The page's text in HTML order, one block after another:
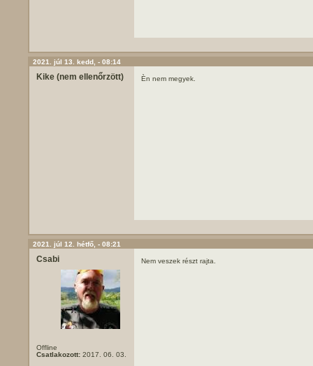
2021. júl 13. kedd, - 08:14
Kike (nem ellenőrzött) Èn nem megyek.
2021. júl 12. hétfő, - 08:21
Csabi
Offline
Csatlakozott: 2017. 06. 03.
Nem veszek részt rajta.